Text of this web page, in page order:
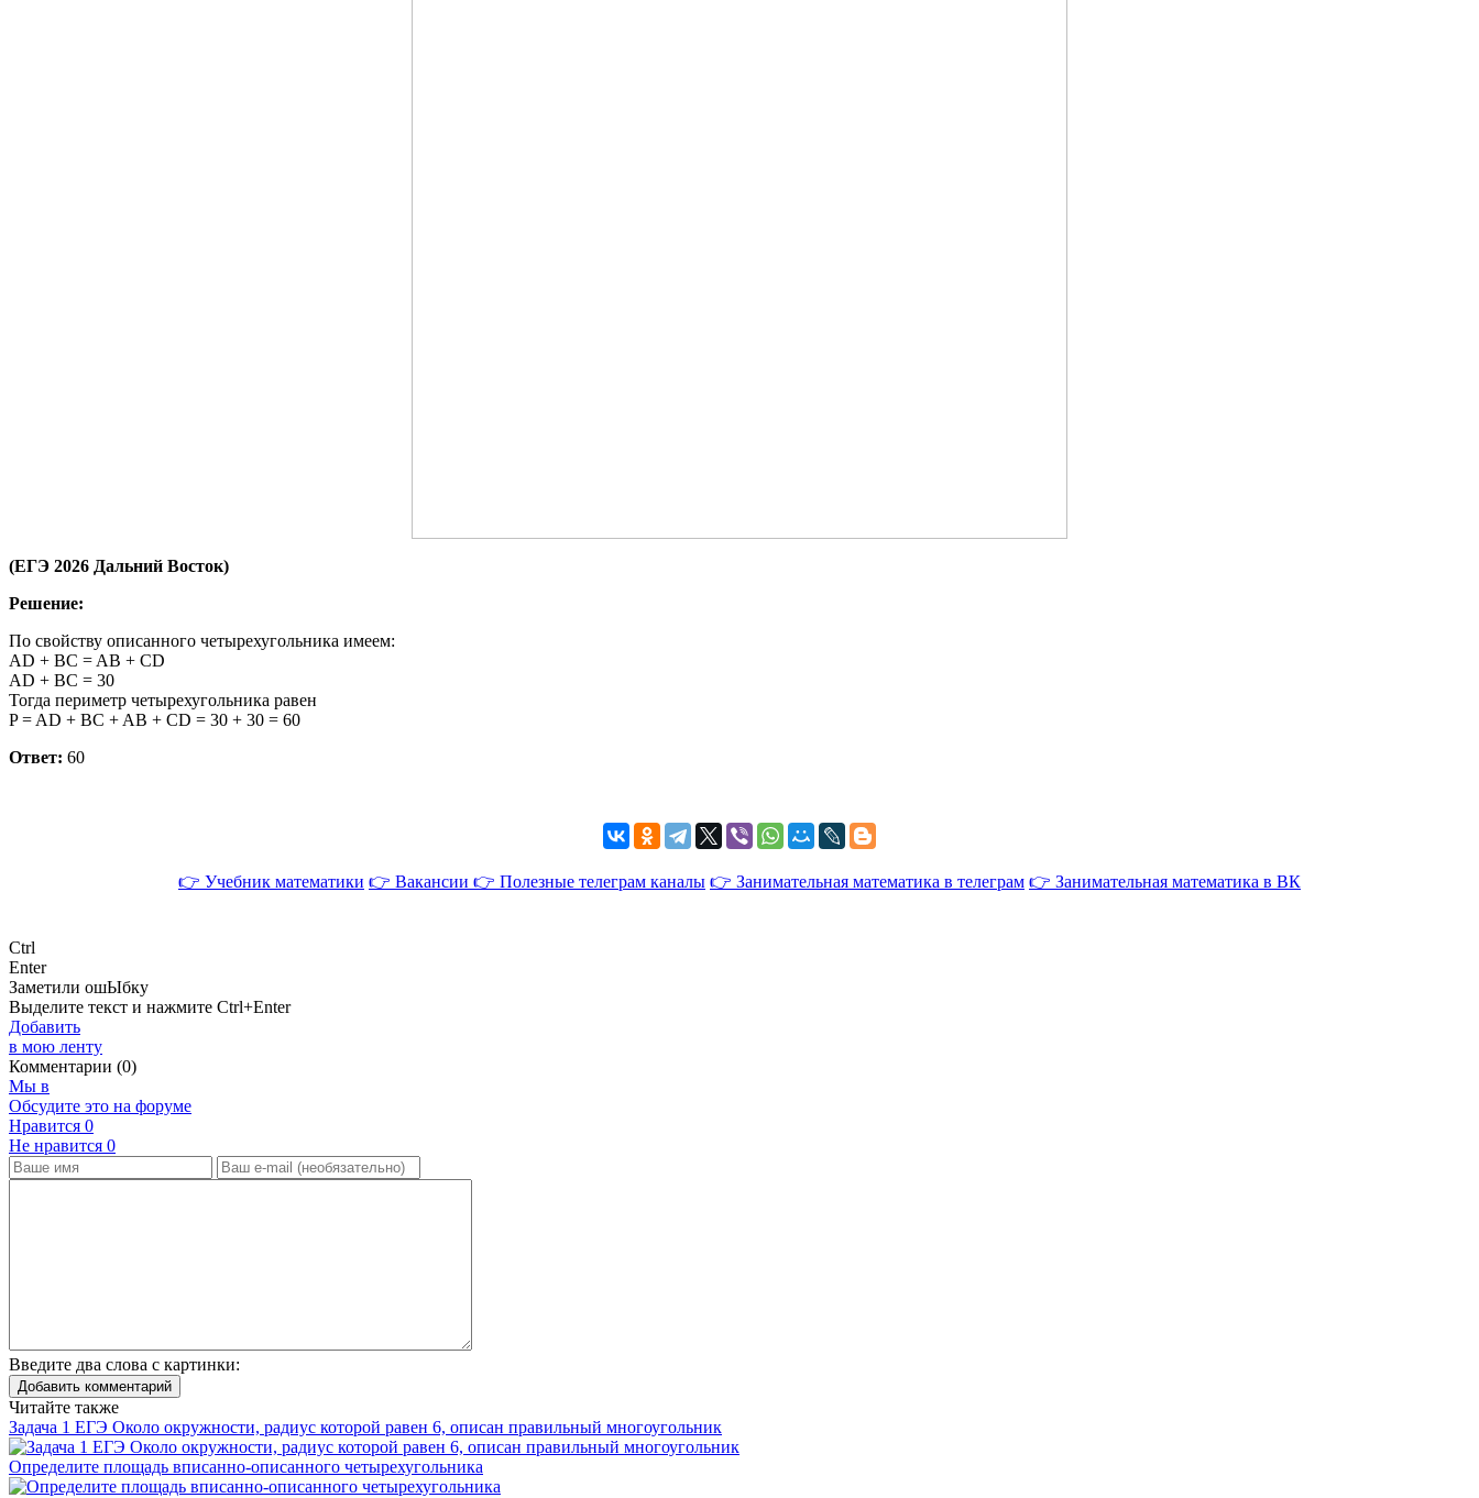
(ЕГЭ 2026 Дальний Восток)
Решение:
По свойству описанного четырехугольника имеем:
AD + BC = AB + CD
AD + BC = 30
Тогда периметр четырехугольника равен
P = AD + BC + AB + CD = 30 + 30 = 60
Ответ: 60
👉 Учебник математики 👉 Вакансии 👉 Полезные телеграм каналы 👉 Занимательная математика в телеграм 👉 Занимательная математика в ВК
Ctrl
Enter
Заметили ошЫбку
Выделите текст и нажмите Ctrl+Enter
Добавить
в мою ленту
Комментарии (0)
Мы в
Обсудите это на форуме
Нравится 0
Не нравится 0
Введите два слова с картинки:
Добавить комментарий
Читайте также
Задача 1 ЕГЭ Около окружности, радиус которой равен 6, описан правильный многоугольник
Определите площадь вписанно-описанного четырехугольника